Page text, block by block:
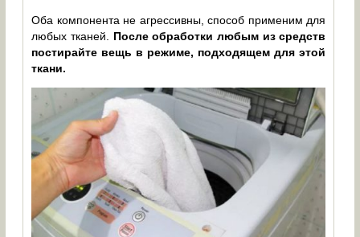
Оба компонента не агрессивны, способ применим для
любых тканей. После обработки любым из средств
постирайте вещь в режиме, подходящем для этой
ткани.